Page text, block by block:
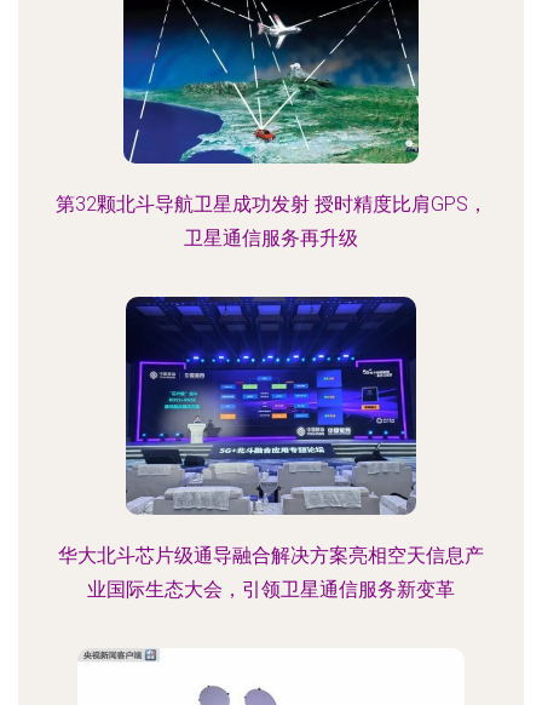
第32颗北斗导航卫星成功发射 授时精度比肩GPS，
卫星通信服务再升级
华大北斗芯片级通导融合解决方案亮相空天信息产
业国际生态大会，引领卫星通信服务新变革